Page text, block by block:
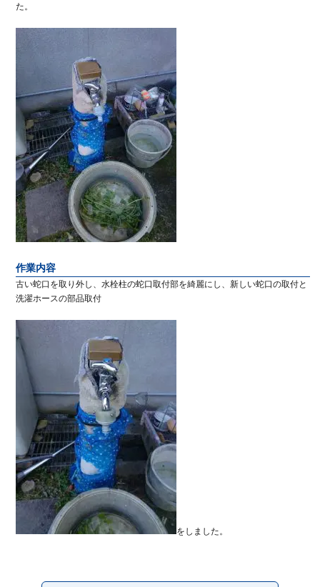
た。
作業内容
古い蛇口を取り外し、水栓柱の蛇口取付部を綺麗にし、新しい蛇口の取付と
洗濯ホースの部品取付
をしました。